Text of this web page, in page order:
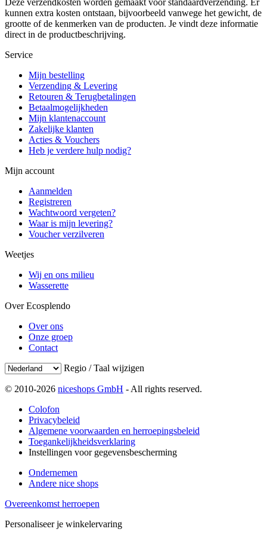
kunnen extra kosten ontstaan, bijvoorbeeld vanwege het gewicht, de
grootte of de kenmerken van de producten. Je vindt deze informatie
direct in de productbeschrijving.
Service
Mijn bestelling
Verzending & Levering
Retouren & Terugbetalingen
Betaalmogelijkheden
Mijn klantenaccount
Zakelijke klanten
Acties & Vouchers
Heb je verdere hulp nodig?
Mijn account
Aanmelden
Registreren
Wachtwoord vergeten?
Waar is mijn levering?
Voucher verzilveren
Weetjes
Wij en ons milieu
Wasserette
Over Ecosplendo
Over ons
Onze groep
Contact
Regio / Taal wijzigen
© 2010-2026 niceshops GmbH - All rights reserved.
Colofon
Privacybeleid
Algemene voorwaarden en herroepingsbeleid
Toegankelijkheidsverklaring
Instellingen voor gegevensbescherming
Ondernemen
Andere nice shops
Overeenkomst herroepen
Personaliseer je winkelervaring